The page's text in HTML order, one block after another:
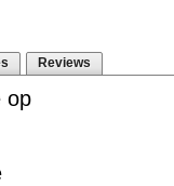
Reviews
op